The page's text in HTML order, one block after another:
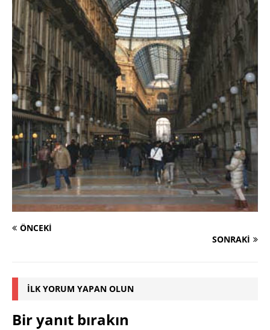
ÖNCEKI
SONRAKI
İLK YORUM YAPAN OLUN
Bir yanıt bırakın